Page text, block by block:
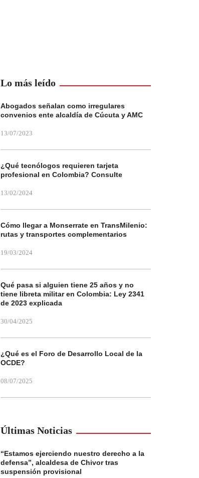
Lo más leído
Abogados señalan como irregulares
convenios ente alcaldía de Cúcuta y AMC
13/07/2023
¿Qué tecnólogos requieren tarjeta
profesional en Colombia? Consulte
13/02/2024
Cómo llegar a Monserrate en TransMilenio:
rutas y transportes complementarios
19/03/2024
Qué pasa si alguien tiene 25 años y no
tiene libreta militar en Colombia: Ley 2341
de 2023 explicada
30/04/2025
¿Qué es el Foro de Desarrollo Local de la
OCDE?
08/07/2025
Últimas Noticias
“Estamos ejerciendo nuestro derecho a la
defensa”, alcaldesa de Chivor tras
suspensión provisional